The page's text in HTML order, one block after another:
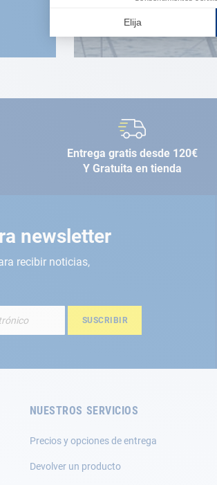
Entrega gratis desde 120€
Y Gratuita en tienda
newsletter
recibir noticias,
SUSCRIBIR
NUESTROS SERVICIOS
Precios y opciones de entrega
Devolver un producto